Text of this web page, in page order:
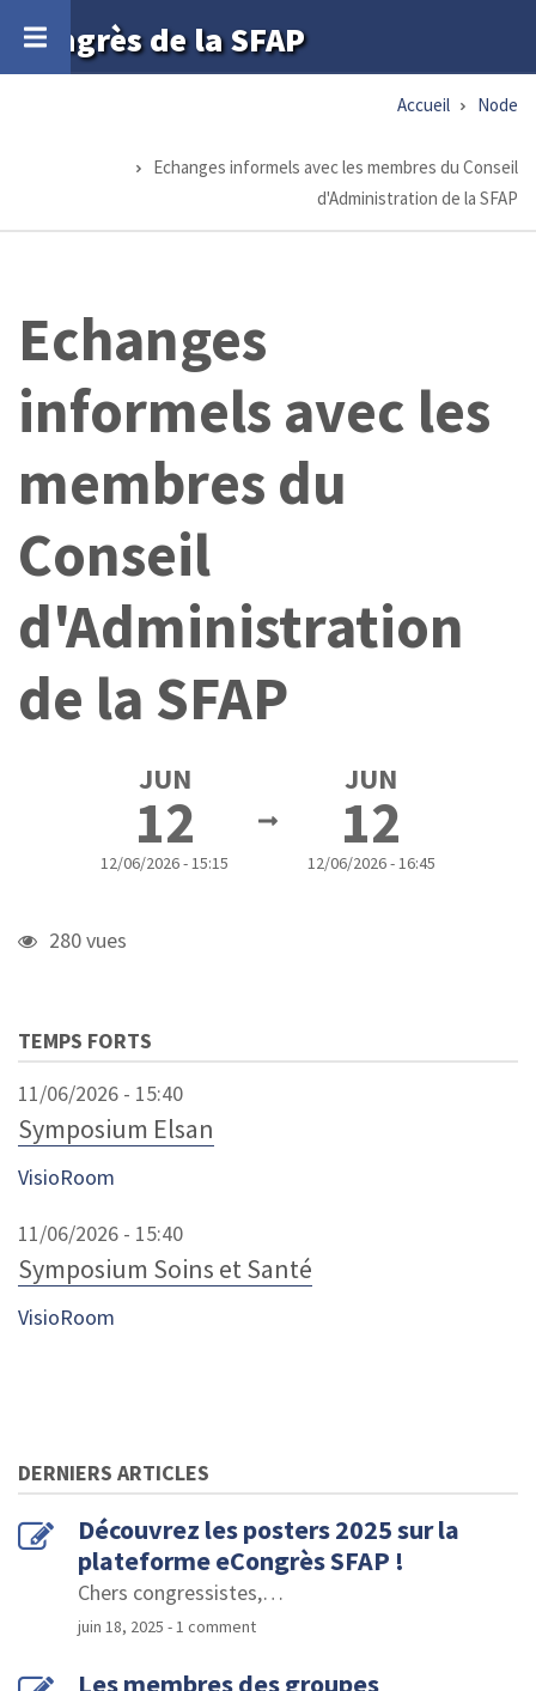
contenu
Congrès de la SFAP
Accueil Node
Echanges informels avec les membres du Conseil
d'Administration de la SFAP
Echanges
informels avec les
membres du
Conseil
d'Administration
de la SFAP
JUN
12
12/06/2026 - 15:15
JUN
12
12/06/2026 - 16:45
280 vues
TEMPS FORTS
11/06/2026 - 15:40
Symposium Elsan
VisioRoom
11/06/2026 - 15:40
Symposium Soins et Santé
VisioRoom
DERNIERS ARTICLES
Découvrez les posters 2025 sur la
plateforme eCongrès SFAP !
Chers congressistes,…
juin 18, 2025 - 1 comment
Les membres des groupes